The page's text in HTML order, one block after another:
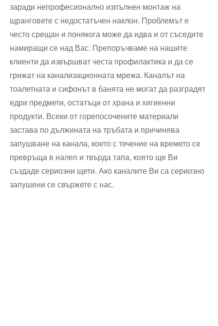
заради непрофесионално изпълнен монтаж на
щранговете с недостатъчен наклон. Проблемът е
често срещан и понякога може да идва и от съседите
намиращи се над Вас. Препоръчваме на нашите
клиенти да извършват честа профилактика и да се
грижат на канализационната мрежа. Каналът на
тоалетната и сифонът в банята не могат да разградят
едри предмети, остатъци от храна и хигиенни
продукти. Всеки от горепосочените материали
застава по дължината на тръбата и причинява
запушване на канала, което с течение на времето се
превръща в налеп и твърда тапа, която ще Ви
създаде сериозни щети. Ако каналите Ви са сериозно
запушени се свържете с нас.